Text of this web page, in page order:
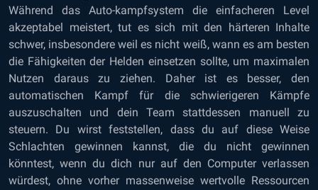
Während das Auto-kampfsystem die einfacheren Level
akzeptabel meistert, tut es sich mit den härteren Inhalte
schwer, insbesondere weil es nicht weiß, wann es am besten
die Fähigkeiten der Helden einsetzen sollte, um maximalen
Nutzen daraus zu ziehen. Daher ist es besser, den
automatischen Kampf für die schwierigeren Kämpfe
auszuschalten und dein Team stattdessen manuell zu
steuern. Du wirst feststellen, dass du auf diese Weise
Schlachten gewinnen kannst, die du nicht gewinnen
könntest, wenn du dich nur auf den Computer verlassen
würdest, ohne vorher massenweise wertvolle Ressourcen